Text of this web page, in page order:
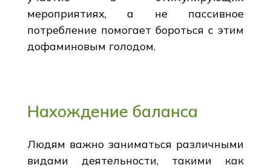
мероприятиях, а не пассивное
потребление помогает бороться с этим
дофаминовым голодом.
Нахождение баланса
Людям важно заниматься различными
видами деятельности, такими как